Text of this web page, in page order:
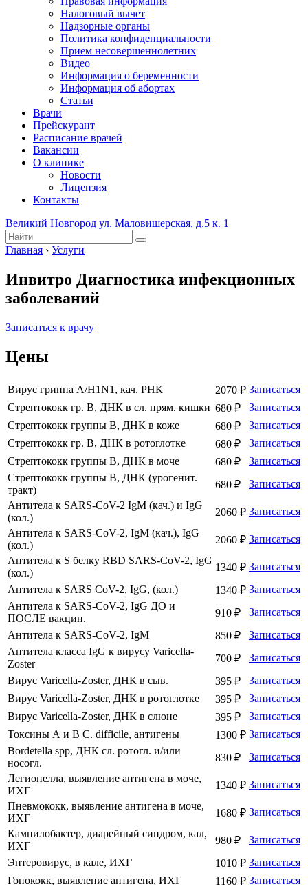
Налоговый вычет
Надзорные органы
Политика конфиденциальности
Прием несовершеннолетних
Видео
Информация о беременности
Информация об абортах
Статьи
Врачи
Прейскурант
Расписание врачей
Вакансии
О клинике
Новости
Лицензия
Контакты
Великий Новгород ул. Маловишерская, д.5 к. 1
Главная › Услуги
Инвитро Диагностика инфекционных
заболеваний
Записаться к врачу
Цены
Вирус гриппа A/H1N1, кач. РНК 2070 ₽ Записаться
Стрептококк гр. В, ДНК в сл. прям. кишки 680 ₽
Записаться
Стрептококк группы В, ДНК в коже
680 ₽
Записаться
Стрептококк гр. В, ДНК в ротоглотке
680 ₽
Записаться
Стрептококк группы В, ДНК в моче
680 ₽
Записаться
Стрептококк группы В, ДНК (урогенит.
тракт)
680 ₽
Записаться
Антитела к SARS-CoV-2 IgM (кач.) и IgG
(кол.)
2060 ₽ Записаться
Антитела к SARS-CoV-2, IgM (кач.), IgG
(кол.)
2060 ₽ Записаться
Антитела к S белку RBD SARS-CoV-2, IgG
(кол.)
1340 ₽ Записаться
Антитела к SARS CoV-2, IgG, (кол.)
1340 ₽ Записаться
Антитела к SARS-CoV-2, IgG ДО и
ПОСЛЕ вакцин.
910 ₽
Записаться
Антитела к SARS-CoV-2, IgM
850 ₽
Записаться
Антитела класса IgG к вирусу Varicella-
Zoster
700 ₽
Записаться
Вирус Varicella-Zoster, ДНК в сыв.
395 ₽
Записаться
Вирус Varicella-Zoster, ДНК в ротоглотке
395 ₽
Записаться
Вирус Varicella-Zoster, ДНК в слюне
395 ₽
Записаться
Токсины А и В C. difficile, антигены
1300 ₽ Записаться
Bordetella spp, ДНК сл. ротогл. и/или
носогл.
830 ₽
Записаться
Легионелла, выявление антигена в моче,
ИХГ
1340 ₽ Записаться
Пневмококк, выявление антигена в моче,
ИХГ
1680 ₽ Записаться
Кампилобактер, диарейный синдром, кал,
ИХГ
980 ₽
Записаться
Энтеровирус, в кале, ИХГ
1010 ₽ Записаться
Гонококк, выявление антигена, ИХГ
1160 ₽ Записаться